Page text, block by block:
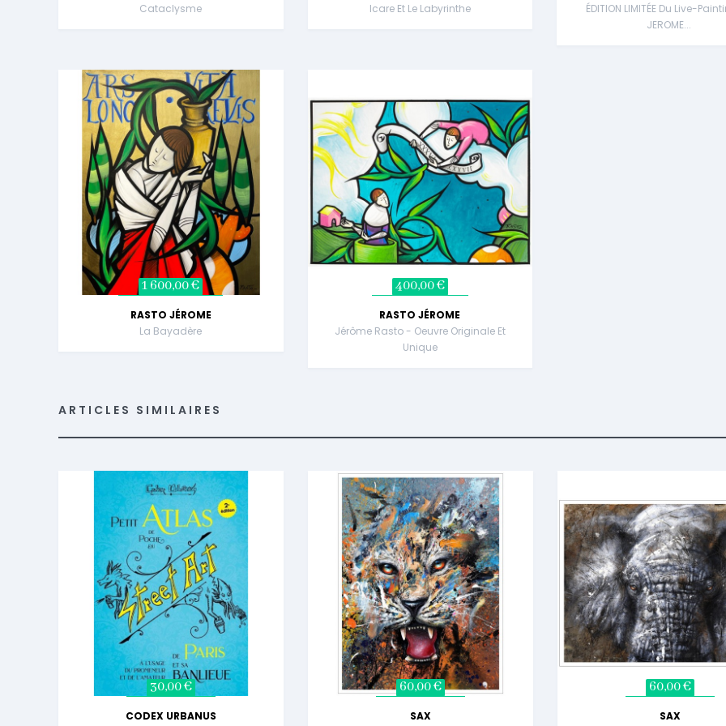
Cataclysme
Icare Et Le Labyrinthe
ÉDITION LIMITÉE Du Live-
JEROME...
1 600,00 €
RASTO JÉROME
La Bayadère
400,00 €
RASTO JÉROME
Jérôme Rasto - Oeuvre Originale Et
Unique
ARTICLES SIMILAIRES
30,00 €
CODEX URBANUS
60,00 €
SAX
60,00 €
SAX